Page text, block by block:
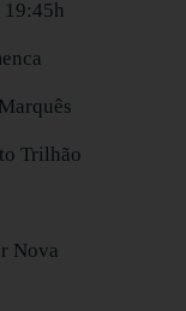
19:45h
Trilhão
Nova